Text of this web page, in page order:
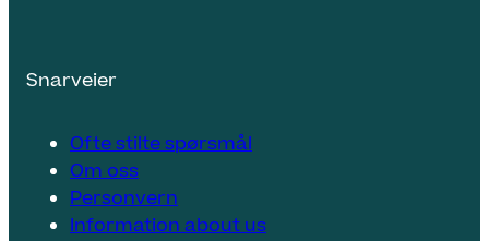
Snarveier
Ofte stilte spørsmål
Om oss
Personvern
Information about us